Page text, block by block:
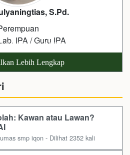
S.Pd.
IPA / Guru IPA
Lebih Lengkap
Kawan atau Lawan?
smp iqon - Dilihat 2352 kali